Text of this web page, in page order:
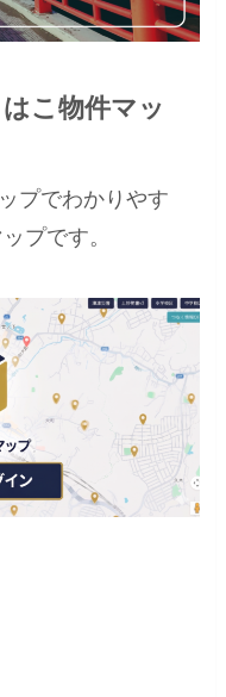
こ物件マッ
プでわかりやす
プです。